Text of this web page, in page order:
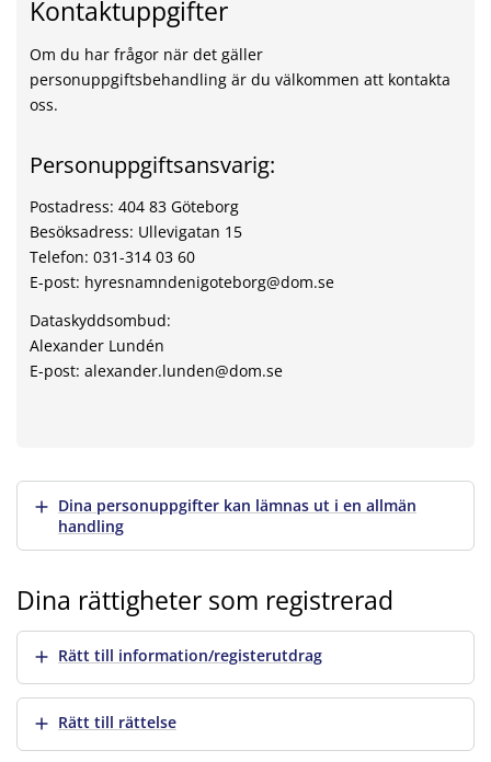
Kontaktuppgifter
Om du har frågor när det gäller
personuppgiftsbehandling är du välkommen att kontakta
oss.
Personuppgiftsansvarig:
Postadress: 404 83 Göteborg
Besöksadress: Ullevigatan 15
Telefon: 031-314 03 60
E-post: hyresnamndenigoteborg@dom.se
Dataskyddsombud:
Alexander Lundén
E-post: alexander.lunden@dom.se
Visa merDina personuppgifter kan lämnas ut i en allmän
handling
Dina rättigheter som registrerad
Visa merRätt till information/registerutdrag
Visa merRätt till rättelse